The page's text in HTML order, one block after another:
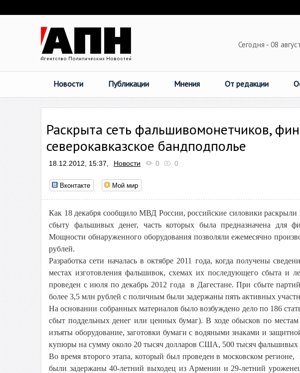
Сегодня - 08
Новости Публикации Мнения От редакции
Раскрыта сеть фальшивомонетчиков,
северокавказское бандподполье
18.12.2012, 15:37, Новости 0 0
Вконтакте Мой мир
Как 18 декабря сообщило МВД России, российские силовики
сбыту фальшивых денег, часть которых была предназначена для
Мощности обнаруженного оборудования позволяли ежемесячно
рублей.
Разработка сети началась в октябре 2011 года, когда получены
местах изготовления фальшивок, схемах их последующего сбыта и
проведен с июля по декабрь 2012 года в Дагестане. При сбыте
более 3,5 млн рублей с поличным были задержаны пять активных
На основании собранных материалов было возбуждено дело по 186
сбыт поддельных денег или ценных бумаг). В ходе обысков по
изъяты оборудование, заготовки бумаги с водяными знаками и
купюры на сумму около 20 тысяч долларов США, 500 тысяч фальшивых
Во время второго этапа, который был проведен в московском
были задержаны 40-летний выходец из Армении и 29-летний